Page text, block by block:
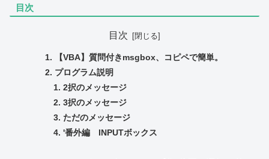
目次
目次
【VBA】質問付きmsgbox、コピペで簡単。
プログラム説明
2択のメッセージ
3択のメッセージ
ただのメッセージ
'番外編 INPUTボックス